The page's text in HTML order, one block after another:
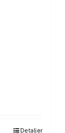
Detaljer